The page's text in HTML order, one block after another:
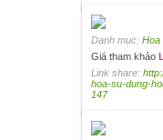
Danh mục: Hoa
Giá tham khảo
Link share:
hoa-su-dung-
147